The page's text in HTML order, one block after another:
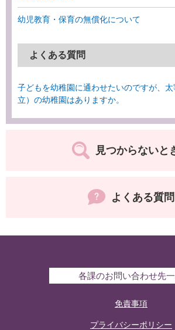
幼児教育・保育の無償化について
よくある質問
子どもを幼稚園に通わせたいのですが、
立）の幼稚園はありますか。
見つからないと
よくある質問
各課のお問い合わせ先
免責事項
プライバシーポリシー